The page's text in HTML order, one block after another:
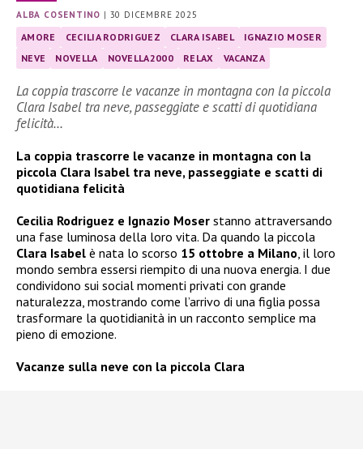
ALBA COSENTINO | 30 DICEMBRE 2025
AMORE CECILIA RODRIGUEZ CLARA ISABEL
IGNAZIO MOSER
NEVE
NOVELLA NOVELLA2000 RELAX VACANZA
La coppia trascorre le vacanze in montagna con la piccola
Clara Isabel tra neve, passeggiate e scatti di quotidiana
felicità…
La coppia trascorre le vacanze in montagna con la
piccola Clara Isabel tra neve, passeggiate e scatti di
quotidiana felicità
Cecilia Rodriguez e Ignazio Moser stanno attraversando
una fase luminosa della loro vita. Da quando la piccola
Clara Isabel è nata lo scorso 15 ottobre a Milano , il loro
mondo sembra essersi riempito di una nuova energia. I due
condividono sui social momenti privati con grande
naturalezza, mostrando come l’arrivo di una figlia possa
trasformare la quotidianità in un racconto semplice ma
pieno di emozione.
Vacanze sulla neve con la piccola Clara